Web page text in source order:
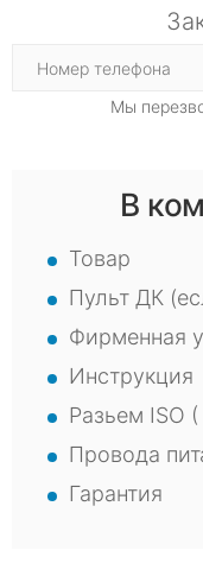
Мы
В
Товар
Пульт ДК
Фирменная
Инструкция
Разьем ISO
Провода
Гарантия